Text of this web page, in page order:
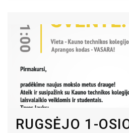
RUGSĖJO 1-